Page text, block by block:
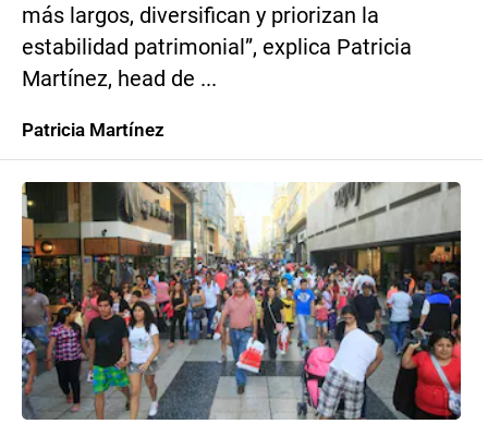
más largos, diversifican y priorizan la
estabilidad patrimonial”, explica Patricia
Martínez, head de ...
Patricia Martínez